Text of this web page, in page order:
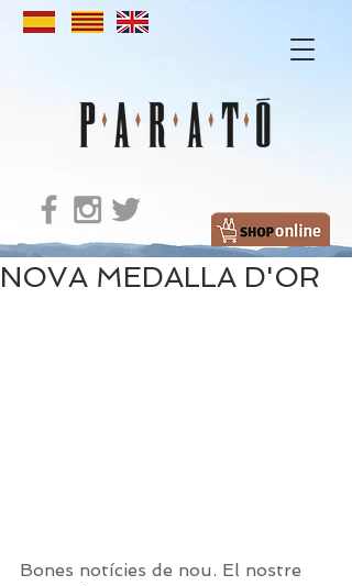
NOVA MEDALLA D'OR
Bones notícies de nou. El nostre